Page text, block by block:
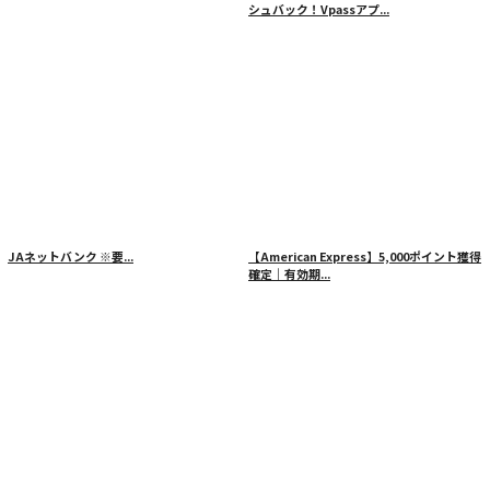
シュバック！Vpassアプ...
JAネットバンク ※要...
【American Express】5,000ポイント獲得
確定｜有効期...